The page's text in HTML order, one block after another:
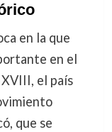
en la que
en el
el país
que se